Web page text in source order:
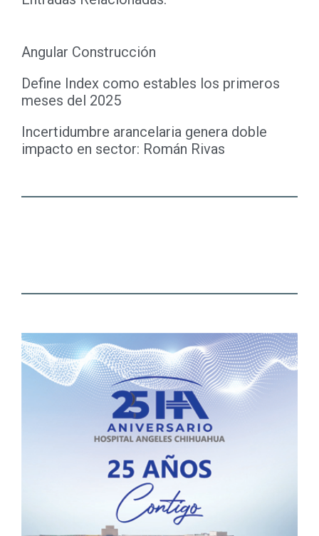
Angular Construcción
Define Index como estables los primeros
meses del 2025
Incertidumbre arancelaria genera doble
impacto en sector: Román Rivas